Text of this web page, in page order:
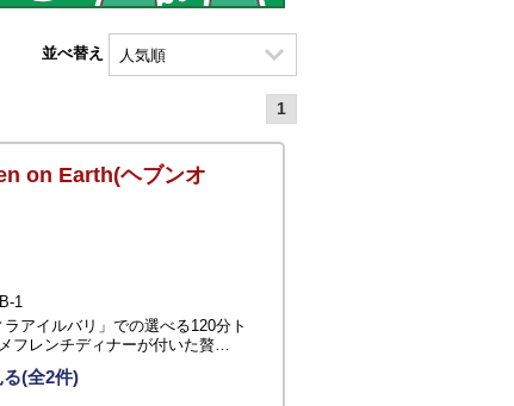
並べ替え
1
on Earth(ヘブンオ
1
アイルバリ」での選べる120分ト
フレンチディナーが付いた贅…
(全2件)